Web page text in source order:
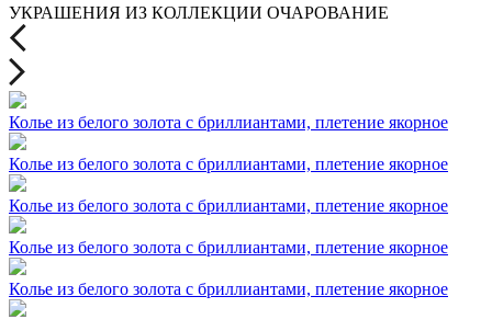
УКРАШЕНИЯ ИЗ КОЛЛЕКЦИИ ОЧАРОВАНИЕ
Колье из белого золота с бриллиантами, плетение якорное
Колье из белого золота с бриллиантами, плетение якорное
Колье из белого золота с бриллиантами, плетение якорное
Колье из белого золота с бриллиантами, плетение якорное
Колье из белого золота с бриллиантами, плетение якорное